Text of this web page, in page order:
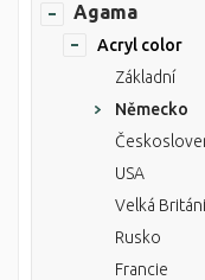
Agama
Acryl color
Základní
Německo
USA
Velká
Rusko
Francie